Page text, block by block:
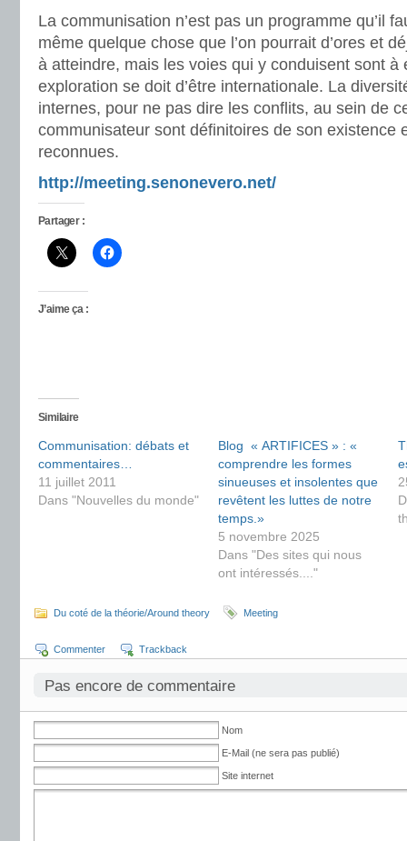
La communisation n’est pas un programme qu’il
même quelque chose que l’on pourrait d’ores et
à atteindre, mais les voies qui y conduisent sont à
exploration se doit d’être internationale. La
internes, pour ne pas dire les conflits, au sein de
communisateur sont définitoires de son existence
reconnues.
http://meeting.senonevero.net/
Partager :
J’aime ça :
Similaire
Communisation: débats et
commentaires…
11 juillet 2011
Dans "Nouvelles du monde"
Blog « ARTIFICES » : «
comprendre les formes
sinueuses et insolentes que
revêtent les luttes de notre
temps.»
5 novembre 2025
Dans "Des sites qui nous
ont intéressés...."
Du coté de la théorie/Around theory Meeting
Commenter Trackback
Pas encore de commentaire
Nom
E-Mail (ne sera pas publié)
Site internet